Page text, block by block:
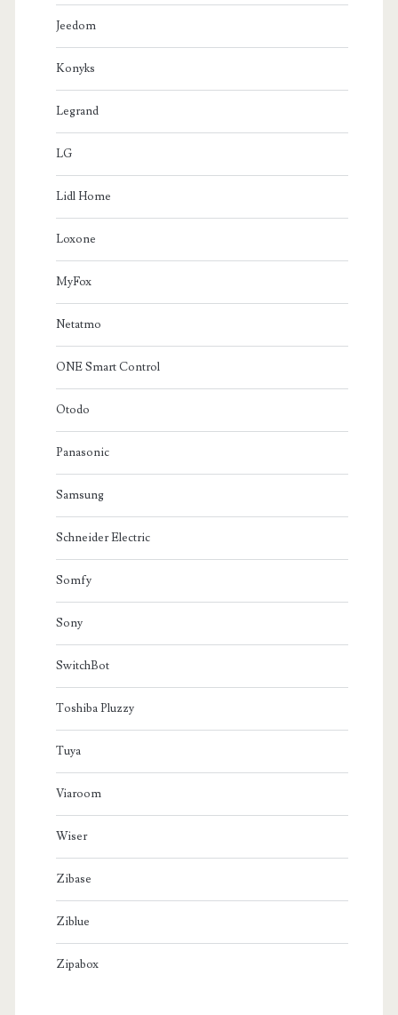
Jeedom
Konyks
Legrand
LG
Lidl Home
Loxone
MyFox
Netatmo
ONE Smart Control
Otodo
Panasonic
Samsung
Schneider Electric
Somfy
Sony
SwitchBot
Toshiba Pluzzy
Tuya
Viaroom
Wiser
Zibase
Ziblue
Zipabox